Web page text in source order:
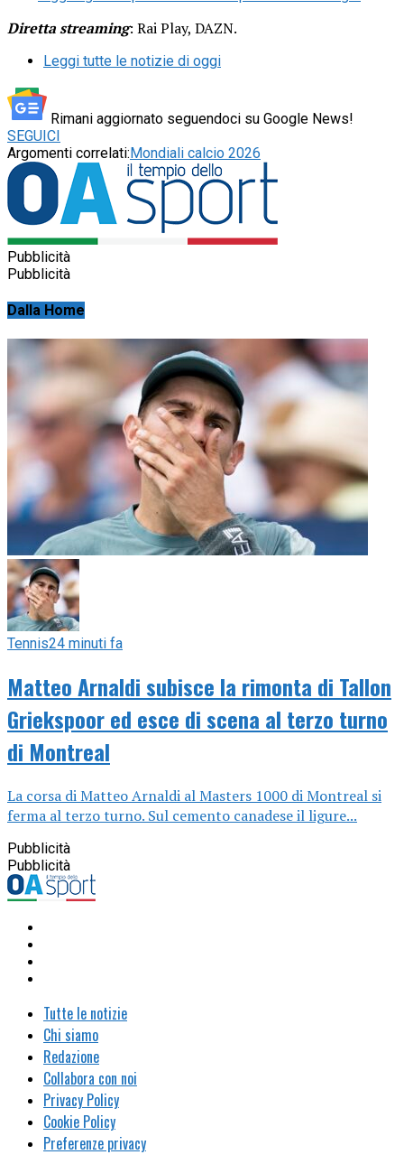
Diretta streaming: Rai Play, DAZN.
Leggi tutte le notizie di oggi
Rimani aggiornato seguendoci su Google News!
SEGUICI
Argomenti correlati: Mondiali calcio 2026
Pubblicità
Pubblicità
Dalla Home
Tennis24 minuti fa
Matteo Arnaldi subisce la rimonta di Tallon
Griekspoor ed esce di scena al terzo turno
di Montreal
La corsa di Matteo Arnaldi al Masters 1000 di Montreal si
ferma al terzo turno. Sul cemento canadese il ligure...
Pubblicità
Pubblicità
Tutte le notizie
Chi siamo
Redazione
Collabora con noi
Privacy Policy
Cookie Policy
Preferenze privacy